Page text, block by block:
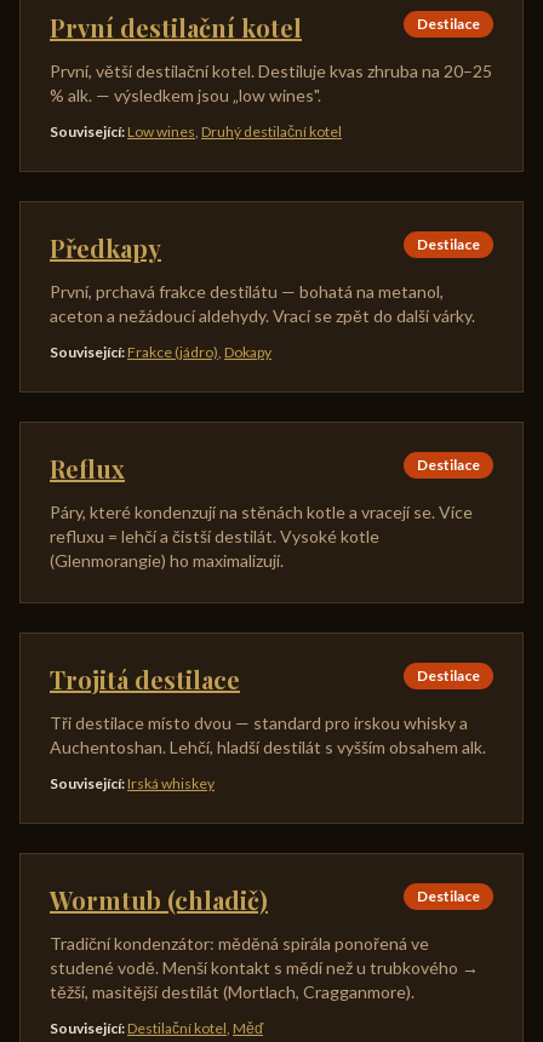
První destilační kotel Destilace
První, větší destilační kotel. Destiluje kvas zhruba na 20–25
% alk. — výsledkem jsou „low wines".
Související: Low wines, Druhý destilační kotel
Předkapy Destilace
První, prchavá frakce destilátu — bohatá na metanol,
aceton a nežádoucí aldehydy. Vrací se zpět do další várky.
Související: Frakce (jádro), Dokapy
Reflux Destilace
Páry, které kondenzují na stěnách kotle a vracejí se. Více
refluxu = lehčí a čistší destilát. Vysoké kotle
(Glenmorangie) ho maximalizují.
Trojitá destilace Destilace
Tři destilace místo dvou — standard pro irskou whisky a
Auchentoshan. Lehčí, hladší destilát s vyšším obsahem alk.
Související: Irská whiskey
Wormtub (chladič) Destilace
Tradiční kondenzátor: měděná spirála ponořená ve
studené vodě. Menší kontakt s mědí než u trubkového →
těžší, masitější destilát (Mortlach, Cragganmore).
Související: Destilační kotel, Měď